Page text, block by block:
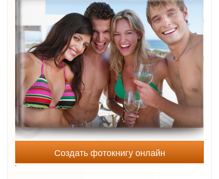
Создать фотокнигу онлайн
`